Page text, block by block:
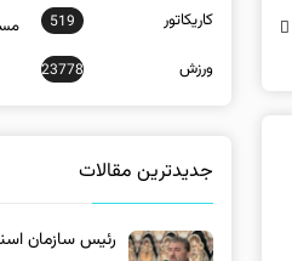
کاریکاتور 519
ورزش 23778
جدیدترین مقالات
رئیس سازمان